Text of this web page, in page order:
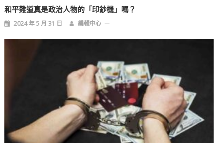
和平難道真是政治人物的「印鈔機」嗎？
2024 年 5 月 31 日 編輯中心